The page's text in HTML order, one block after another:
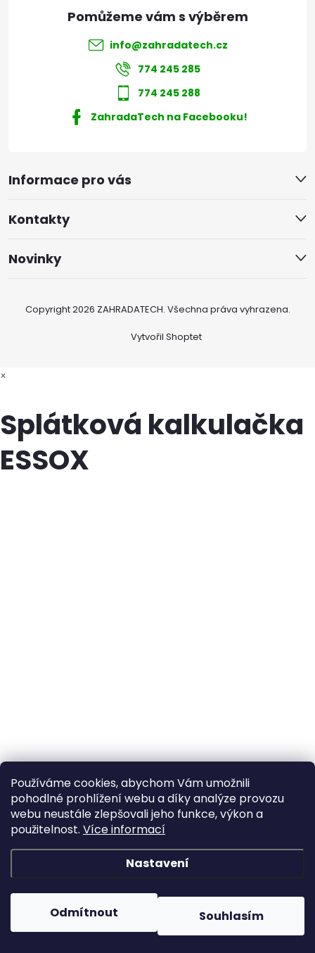
Používáme cookies, abychom Vám umožnili
pohodlné prohlížení webu a díky analýze provozu
webu neustále zlepšovali jeho funkce, výkon a
použitelnost. Více informací
Nastavení
Odmítnout Souhlasím
Informace pro vás
Kontakty
Novinky
info@zahradatech.cz
774 245 285
774 245 288
ZahradaTech na Facebooku!
Vytvořil Shoptet
Copyright 2026 ZAHRADATECH. Všechna práva vyhrazena.
×
Splátková kalkulačka
ESSOX